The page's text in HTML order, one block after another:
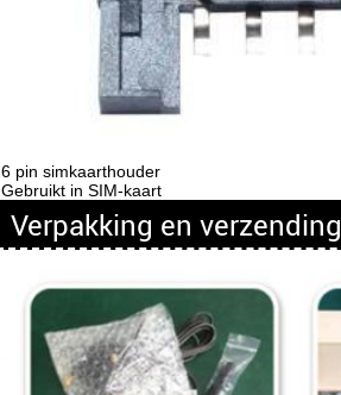
6 pin simkaarthouder
Gebruikt in SIM-kaart
Verpakking en verzending